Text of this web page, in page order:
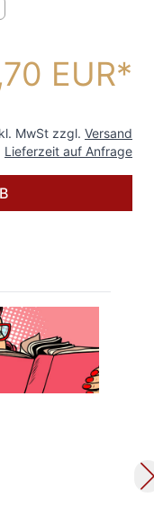
EUR
MwSt zzgl. Versand
Lieferzeit auf Anfrage